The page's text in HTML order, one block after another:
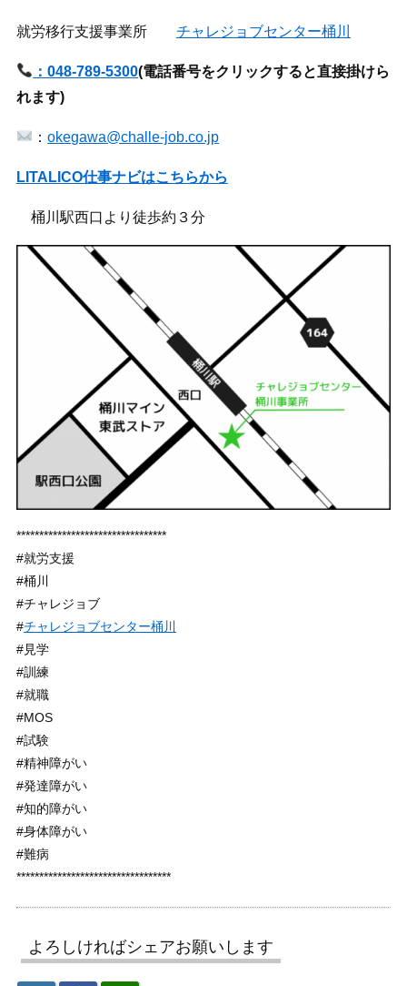
就労移行支援事業所 チャレジョブセンター桶川
：048-789-5300(電話番号をクリックすると直接掛けら
れます)
：okegawa@challe-job.co.jp
LITALICO仕事ナビはこちらから
桶川駅西口より徒歩約３分
*********************************
#就労支援
#桶川
#チャレジョブ
#チャレジョブセンター桶川
#見学
#訓練
#就職
#MOS
#試験
#精神障がい
#発達障がい
#知的障がい
#身体障がい
#難病
**********************************
よろしければシェアお願いします